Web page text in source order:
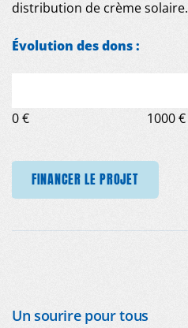
distribution de crème solaire.
Évolution des dons :
0 € 1000 €
FINANCER LE PROJET
Un sourire pour tous